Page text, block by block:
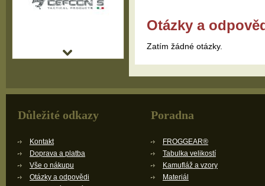
Otázky a
Zatím žádné otázky.
Důležité odkazy
Kontakt
Doprava a platba
Vše o nákupu
Otázky a odpovědi
Poradna
FROGGEAR®
Tabulka velikostí
Kamufláž a vzory
Materiál